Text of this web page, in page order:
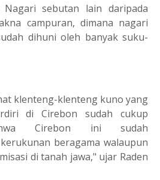
Nagari sebutan lain daripada
campuran, dimana nagari
dihuni oleh banyak suku-
klenteng-klenteng kuno yang
di Cirebon sudah cukup
Cirebon ini sudah
beragama walaupun
di tanah jawa," ujar Raden